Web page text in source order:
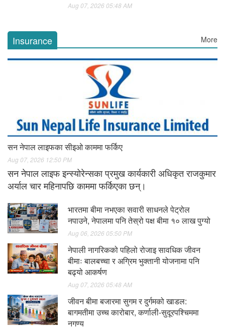
Aug 07, 2026 05:48 AM
Insurance More
सन नेपाल लाइफका सीइओ काममा फर्किए
Aug 07, 2026 12:50 PM
सन नेपाल लाइफ इन्स्योरेन्सका प्रमुख कार्यकारी अधिकृत राजकुमार
अर्याल चार महिनापछि काममा फर्किएका छन्।
भारतमा बीमा नभएका सवारी साधनले पेट्रोल
नपाउने, नेपालमा पनि तेस्रो पक्ष बीमा १० लाख पुग्यो
Aug 06, 2026 05:50 PM
नेपाली नागरिकको पहिलो रोजाइ सावधिक जीवन
बीमाः बालबच्चा र अग्रिम भुक्तानी योजनामा पनि
बढ्यो आकर्षण
Aug 07, 2026 05:48 AM
जीवन बीमा बजारमा सुगम र दुर्गमको खाडल:
बागमतीमा उच्च कारोबार, कर्णाली-सुदूरपश्चिममा
नगण्य